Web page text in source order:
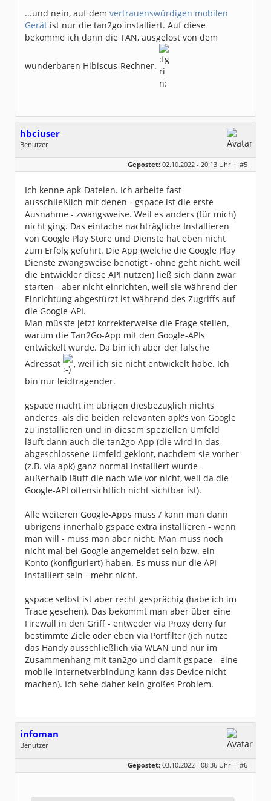
...und nein, auf dem vertrauenswürdigen mobilen
Gerät ist nur die tan2go installiert. Auf diese
bekomme ich dann die TAN, ausgelöst von dem
wunderbaren Hibiscus-Rechner.
hbciuser
Benutzer
Geschlecht:
keine Angabe
Dabei seit:
10 / 2017
Gepostet: 02.10.2022 - 20:13 Uhr · #5
Ich kenne apk-Dateien. Ich arbeite fast
ausschließlich mit denen - gspace ist die erste
Ausnahme - zwangsweise. Weil es anders (für mich)
nicht ging. Das einfache nachträgliche Installieren
von Google Play Store und Dienste hat eben nicht
zum Erfolg geführt. Die App (welche die Google Play
Dienste zwangsweise benötigt - ohne geht nicht, weil
die Entwickler diese API nutzen) ließ sich dann zwar
starten - aber nicht einrichten, weil sie während der
Einrichtung abgestürzt ist während des Zugriffs auf
die Google-API.
Man müsste jetzt korrekterweise die Frage stellen,
warum die Tan2Go-App mit den Google-APIs
entwickelt wurde. Da bin ich aber der falsche
Adressat
, weil ich sie nicht entwickelt habe. Ich
bin nur leidtragender.
gspace macht im übrigen diesbezüglich nichts
anderes, als die beiden relevanten apk's von Google
zu installieren und in diesem speziellen Umfeld
läuft dann auch die tan2go-App (die wird in das
abgeschlossene Umfeld geklont, nachdem sie vorher
(z.B. via apk) ganz normal installiert wurde -
außerhalb läuft die nach wie vor nicht, weil da die
Google-API offensichtlich nicht sichtbar ist).
Alle weiteren Google-Apps muss / kann man dann
übrigens innerhalb gspace extra installieren - wenn
man will - muss man aber nicht. Man muss noch
nicht mal bei Google angemeldet sein bzw. ein
Konto (konfiguriert) haben. Es muss nur die API
installiert sein - mehr nicht.
gspace selbst ist aber recht gesprächig (habe ich im
Trace gesehen). Das bekommt man aber über eine
Firewall in den Griff - entweder via Proxy deny für
bestimmte Ziele oder eben via Portfilter (ich nutze
das Handy ausschließlich via WLAN und nur im
Zusammenhang mit tan2go und damit gspace - eine
mobile Internetverbindung kann das Device nicht
machen). Ich sehe daher kein großes Problem.
infoman
Benutzer
Dabei seit:
06 / 2008
Gepostet: 03.10.2022 - 08:36 Uhr · #6